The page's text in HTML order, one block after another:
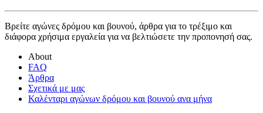
Βρείτε αγώνες δρόμου και βουνού, άρθρα για το τρέξιμο και
διάφορα χρήσιμα εργαλεία για να βελτιώσετε την προπονησή σας.
About
FAQ
Άρθρα
Σχετικά με μας
Καλένταρι αγώνων δρόμου και βουνού ανα μήνα